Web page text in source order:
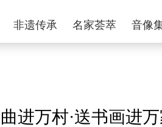
非遗传承 名家荟萃 音像
进万村·送书画进